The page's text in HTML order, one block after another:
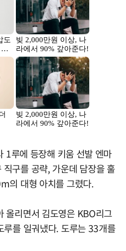
1루에 등장해 키움 선발 엔마
구를 공략, 가운데 담장을 훌
의 대형 아치를 그렸다.
올리면서 김도영은 KBO리그
를 일궈냈다. 도루는 33개를